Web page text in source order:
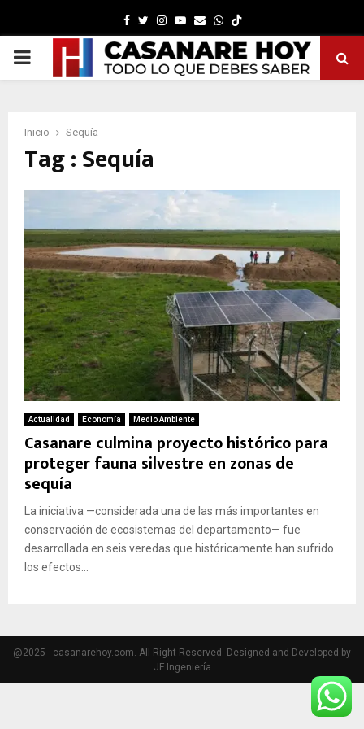
Facebook
TwitterInstagram
Youtube
EmailWhatsapp
PRIMARY
Inicio Sequía
Tag : Sequía
Actualidad Economía Medio Ambiente
Casanare culmina proyecto histórico para
proteger fauna silvestre en zonas de
sequía
La iniciativa —considerada una de las más importantes en
conservación de ecosistemas del departamento— fue
desarrollada en seis veredas que históricamente han sufrido
los efectos...
@2025 - casanarehoy.com. All Right Reserved. Designed and Developed by
JF Ingeniería